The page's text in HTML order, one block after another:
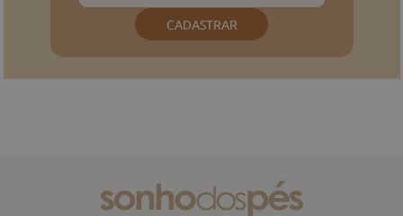
CADASTRAR